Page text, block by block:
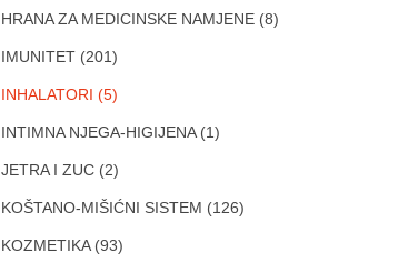
HRANA ZA MEDICINSKE NAMJENE (8)
IMUNITET (201)
INHALATORI (5)
INTIMNA NJEGA-HIGIJENA (1)
JETRA I ZUC (2)
KOŠTANO-MIŠIĆNI SISTEM (126)
KOZMETIKA (93)